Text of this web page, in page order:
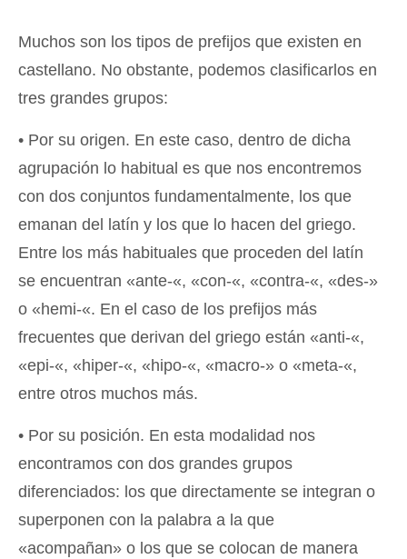
Muchos son los tipos de prefijos que existen en
castellano. No obstante, podemos clasificarlos en
tres grandes grupos:
• Por su origen. En este caso, dentro de dicha
agrupación lo habitual es que nos encontremos
con dos conjuntos fundamentalmente, los que
emanan del latín y los que lo hacen del griego.
Entre los más habituales que proceden del latín
se encuentran «ante-«, «con-«, «contra-«, «des-»
o «hemi-«. En el caso de los prefijos más
frecuentes que derivan del griego están «anti-«,
«epi-«, «hiper-«, «hipo-«, «macro-» o «meta-«,
entre otros muchos más.
• Por su posición. En esta modalidad nos
encontramos con dos grandes grupos
diferenciados: los que directamente se integran o
superponen con la palabra a la que
«acompañan» o los que se colocan de manera